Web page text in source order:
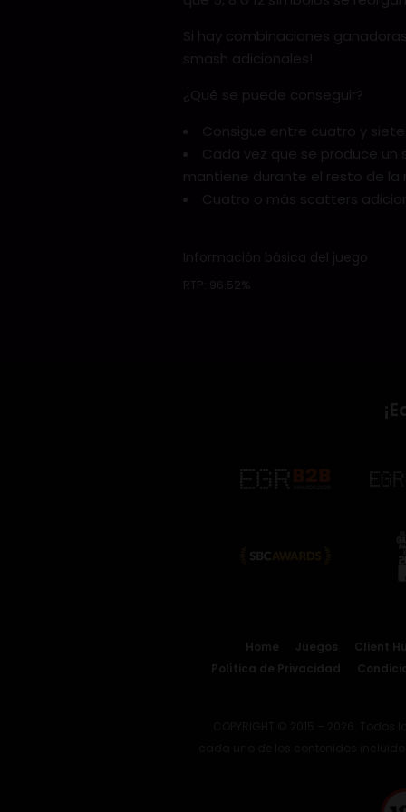
Si hay combinaciones
smash adicionales!
¿Qué se puede conseguir?
Consigue entre cuatro y
Cada vez que se produce un
mantiene durante el resto de la
Cuatro o más scatters
Información básica del juego
RTP: 96.52%
Home Juegos
Client
Política de Privacidad